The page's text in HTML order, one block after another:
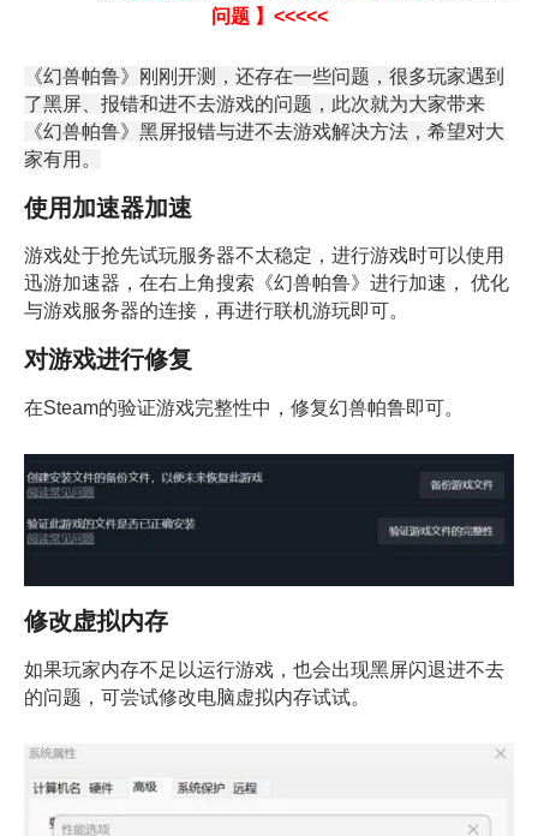
问题 】<<<<<
《幻兽帕鲁》刚刚开测，还存在一些问题，很多玩家遇到
了黑屏、报错和进不去游戏的问题，此次就为大家带来
《幻兽帕鲁》黑屏报错与进不去游戏解决方法，希望对大
家有用。
使用加速器加速
游戏处于抢先试玩服务器不太稳定，进行游戏时可以使用
迅游加速器，在右上角搜索《幻兽帕鲁》进行加速， 优化
与游戏服务器的连接，再进行联机游玩即可。
对游戏进行修复
在Steam的验证游戏完整性中，修复幻兽帕鲁即可。
修改虚拟内存
如果玩家内存不足以运行游戏，也会出现黑屏闪退进不去
的问题，可尝试修改电脑虚拟内存试试。